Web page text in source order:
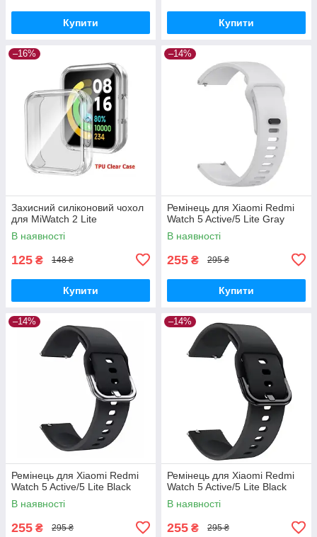
Купити Купити
–16%
Захисний силіконовий чохол
для MiWatch 2 Lite
В наявності
125 ₴ 148 ₴
Купити
–14%
Ремінець для Xiaomi Redmi
Watch 5 Active/5 Lite Gray
В наявності
255 ₴ 295 ₴
Купити
–14%
Ремінець для Xiaomi Redmi
Watch 5 Active/5 Lite Black
В наявності
255 ₴ 295 ₴
–14%
Ремінець для Xiaomi Redmi
Watch 5 Active/5 Lite Black
В наявності
255 ₴ 295 ₴